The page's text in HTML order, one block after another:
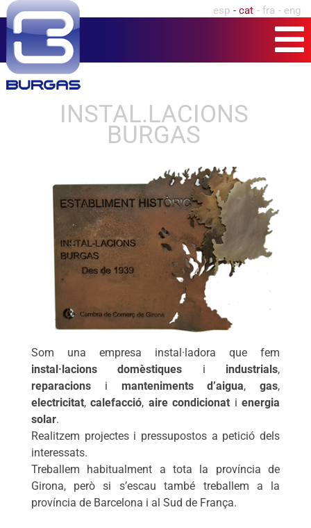
esp cat fra eng
INSTAL.LACIONS
BURGAS
Som una empresa instal·ladora que fem
instal·lacions domèstiques i industrials,
reparacionsi manteniments d’aigua,gas,
electricitat,calefacció, aire condicionat ienergia
solar.
Realitzem projectes i pressupostos a petició dels
interessats.
Treballem habitualment a tota la província de
Girona, però si s’escau també treballem a la
província de Barcelona i al Sud de França.